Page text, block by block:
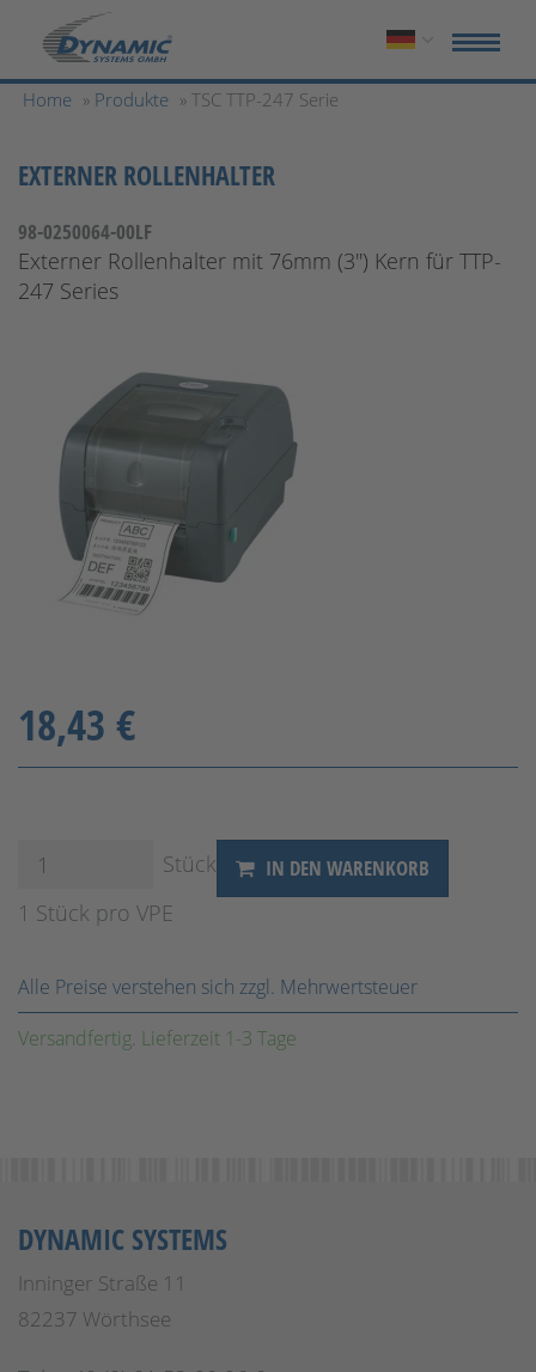
Home » Produkte » TSC TTP-247 Serie
EXTERNER ROLLENHALTER
98-0250064-00LF
Externer Rollenhalter mit 76mm (3'') Kern für TTP-
247 Series
18,43 €
Stück IN DEN WARENKORB
1 Stück pro VPE
Alle Preise verstehen sich zzgl. Mehrwertsteuer
Versandfertig. Lieferzeit 1-3 Tage
DYNAMIC SYSTEMS
Inninger Straße 11
82237 Wörthsee